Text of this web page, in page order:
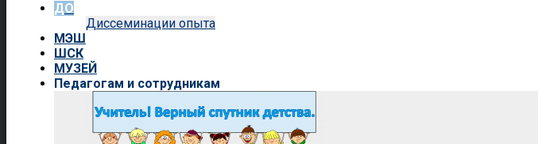
ДО
Диссеминации опыта
МЭШ
ШСК
МУЗЕЙ
Педагогам и сотрудникам